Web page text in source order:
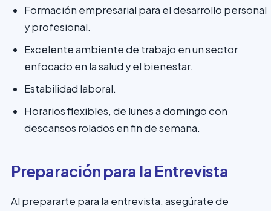
Formación empresarial para el desarrollo personal
y profesional.
Excelente ambiente de trabajo en un sector
enfocado en la salud y el bienestar.
Estabilidad laboral.
Horarios flexibles, de lunes a domingo con
descansos rolados en fin de semana.
Preparación para la Entrevista
Al prepararte para la entrevista, asegúrate de